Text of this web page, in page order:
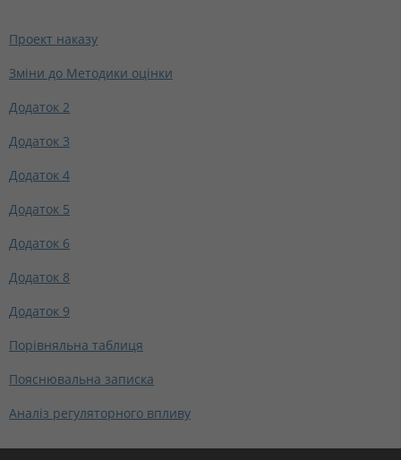
Проект наказу
Зміни до Методики оцінки
Додаток 2
Додаток 3
Додаток 4
Додаток 5
Додаток 6
Додаток 8
Додаток 9
Порівняльна таблиця
Пояснювальна записка
Аналіз регуляторного впливу